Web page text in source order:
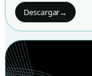
Descargar→